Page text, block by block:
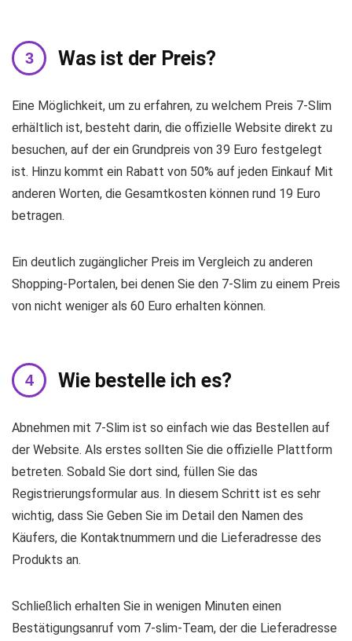
Was ist der Preis?
Eine Möglichkeit, um zu erfahren, zu welchem ​​Preis 7-Slim
erhältlich ist, besteht darin, die offizielle Website direkt zu
besuchen, auf der ein Grundpreis von 39 Euro festgelegt
ist. Hinzu kommt ein Rabatt von 50% auf jeden Einkauf Mit
anderen Worten, die Gesamtkosten können rund 19 Euro
betragen.
Ein deutlich zugänglicher Preis im Vergleich zu anderen
Shopping-Portalen, bei denen Sie den 7-Slim zu einem Preis
von nicht weniger als 60 Euro erhalten können.
Wie bestelle ich es?
Abnehmen mit 7-Slim ist so einfach wie das Bestellen auf
der Website. Als erstes sollten Sie die offizielle Plattform
betreten. Sobald Sie dort sind, füllen Sie das
Registrierungsformular aus. In diesem Schritt ist es sehr
wichtig, dass Sie Geben Sie im Detail den Namen des
Käufers, die Kontaktnummern und die Lieferadresse des
Produkts an.
Schließlich erhalten Sie in wenigen Minuten einen
Bestätigungsanruf vom 7-slim-Team, der die Lieferadresse